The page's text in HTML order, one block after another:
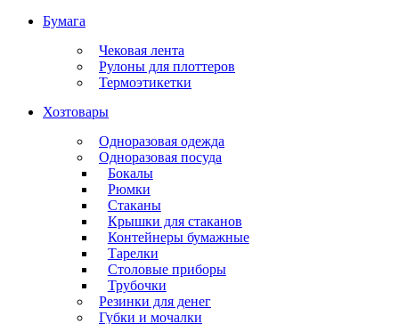
Бумага
Чековая лента
Рулоны для плоттеров
Термоэтикетки
Хозтовары
Одноразовая одежда
Одноразовая посуда
Бокалы
Рюмки
Стаканы
Крышки для стаканов
Контейнеры бумажные
Тарелки
Столовые приборы
Трубочки
Резинки для денег
Губки и мочалки